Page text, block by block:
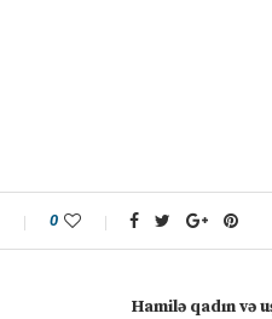
0
Hamilə qadın və